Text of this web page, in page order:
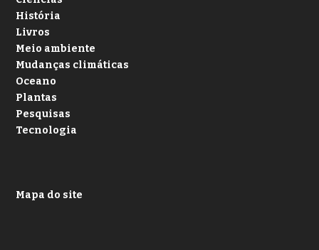
História
Livros
Meio ambiente
Mudanças climáticas
Oceano
Plantas
Pesquisas
Tecnologia
Mapa do site